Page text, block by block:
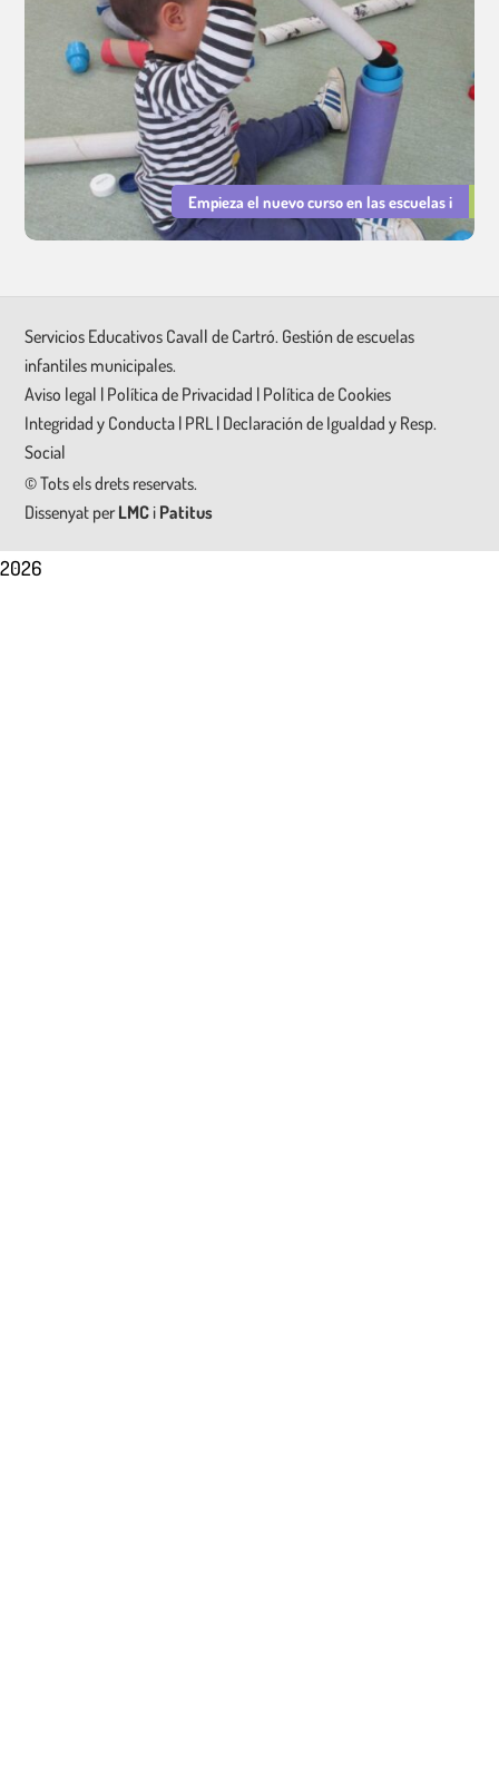
Empieza el nuevo curso en las escuelas i
Servicios Educativos Cavall de Cartró. Gestión de escuelas
infantiles municipales.
Aviso legal | Política de Privacidad | Política de Cookies
Integridad y Conducta | PRL | Declaración de Igualdad y Resp.
Social
©Tots els drets reservats.
Dissenyat perLMC i Patitus
2026